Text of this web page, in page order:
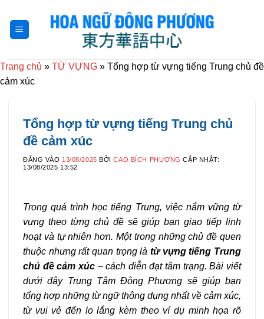
qua
nội
Trang chủ » TỪ VỰNG » Tổng hợp từ vựng tiếng Trung chủ đề
cảm xúc
Tổng hợp từ vựng tiếng Trung chủ
đề cảm xúc
ĐĂNG VÀO 13/08/2025 BỞICAO BÍCH PHƯỢNG CẬP NHẬT:
13/08/2025 13:52
Trong quá trình học tiếng Trung, việc nắm vững từ
vựng theo từng chủ đề sẽ giúp bạn giao tiếp linh
hoạt và tự nhiên hơn. Một trong những chủ đề quen
thuộc nhưng rất quan trọng là từ vựng tiếng Trung
chủ đề cảm xúc – cách diễn đạt tâm trạng. Bài viết
dưới đây Trung Tâm Đông Phương sẽ giúp bạn
tổng hợp những từ ngữ thông dụng nhất về cảm xúc,
từ vui vẻ đến lo lắng kèm theo ví dụ minh họa rõ